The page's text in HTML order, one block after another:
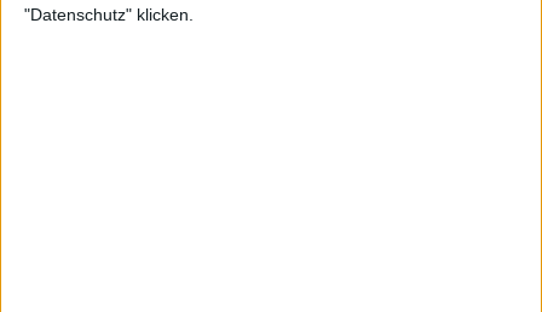
"Datenschutz" klicken.